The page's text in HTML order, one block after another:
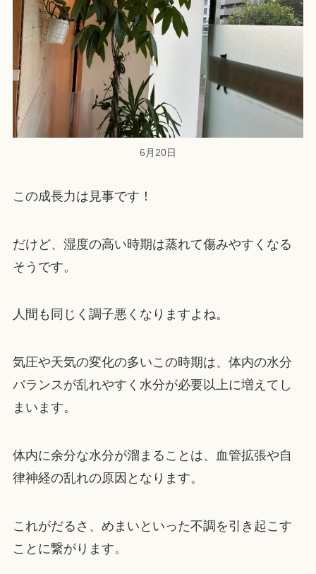
6月20日
この成長力は見事です！
だけど、湿度の高い時期は蒸れて傷みやすくなる
そうです。
人間も同じく調子悪くなりますよね。
気圧や天気の変化の多いこの時期は、体内の水分
バランスが乱れやすく水分が必要以上に増えてし
まいます。
体内に余分な水分が溜まることは、血管拡張や自
律神経の乱れの原因となります。
これがだるさ、めまいといった不調を引き起こす
ことに繋がります。